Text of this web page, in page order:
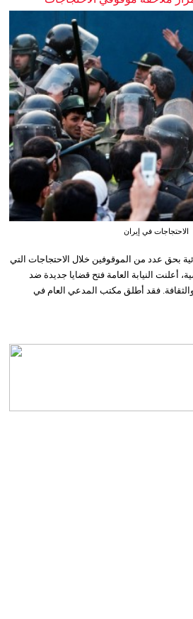
الاحتجاجات في إيران
بحق عدد من الموقوفين خلال الاحتجاجات التي
أعلنت النيابة العامة فتح قضايا جديدة ضد
فقد أطلق مكتب المدعي العام في